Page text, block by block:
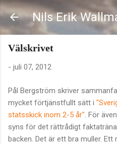
Fortsätt till
Nils Erik
Välskrivet
- juli 07, 2012
Pål Bergström skriver
mycket förtjänstfullt sätt i
statsskick inom 2-5 år" . För
syns för det rättrådigt
backen. Det är ett bra muller.